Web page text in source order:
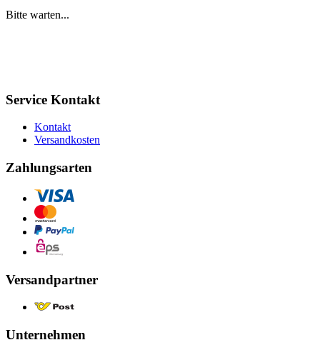
Bitte warten...
Service Kontakt
Kontakt
Versandkosten
Zahlungsarten
Versandpartner
Unternehmen